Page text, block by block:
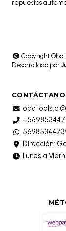
repuestos
Copyright
Desarrollado por
Dirección:
Lunes a